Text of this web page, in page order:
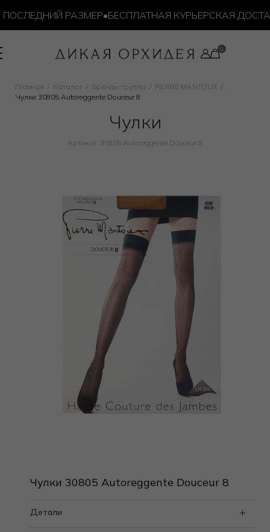
РАЗМЕР•БЕСПЛАТНАЯ КУРЬЕРСКАЯ
Главная Каталог Бренды группа
PIERRE MANTOUX
Чулки 30805 Autoreggente Douceur 8
Чулки
Артикул: 30805 Autoreggente Douceur 8
Чулки 30805 Autoreggente Douceur 8
Детали